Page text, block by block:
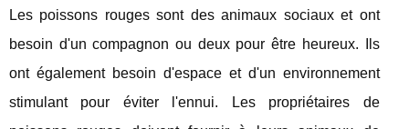
Les poissons rouges sont des animaux sociaux et ont
besoin d'un compagnon ou deux pour être heureux. Ils
ont également besoin d'espace et d'un environnement
stimulant pour éviter l'ennui. Les propriétaires de